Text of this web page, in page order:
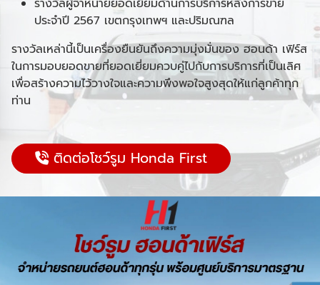
รางวัลผู้จำหน่ายยอดเยี่ยมด้านการบริการหลังการขาย
ประจำปี 2567 เขตกรุงเทพฯ และปริมณฑล
รางวัลเหล่านี้เป็นเครื่องยืนยันถึงความมุ่งมั่นของ ฮอนด้า เฟิร์ส
ในการมอบยอดขายที่ยอดเยี่ยมควบคู่ไปกับการบริการที่เป็นเลิศ
เพื่อสร้างความไว้วางใจและความพึงพอใจสูงสุดให้แก่ลูกค้าทุก
ท่าน
ติดต่อโชว์รูม Honda First